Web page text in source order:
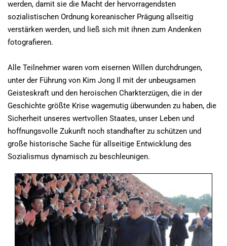
werden, damit sie die Macht der hervorragendsten
sozialistischen Ordnung koreanischer Prägung allseitig
verstärken werden, und ließ sich mit ihnen zum Andenken
fotografieren.
Alle Teilnehmer waren vom eisernen Willen durchdrungen,
unter der Führung von Kim Jong Il mit der unbeugsamen
Geisteskraft und den heroischen Charkterzügen, die in der
Geschichte größte Krise wagemutig überwunden zu haben, die
Sicherheit unseres wertvollen Staates, unser Leben und
hoffnungsvolle Zukunft noch standhafter zu schützen und
große historische Sache für allseitige Entwicklung des
Sozialismus dynamisch zu beschleunigen.